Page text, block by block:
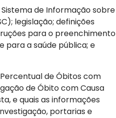
de Informação sobre
legislação; definições
para o preenchimento
para a saúde pública; e
de Óbitos com
de Óbito com Causa
e quais as informações
portarias e